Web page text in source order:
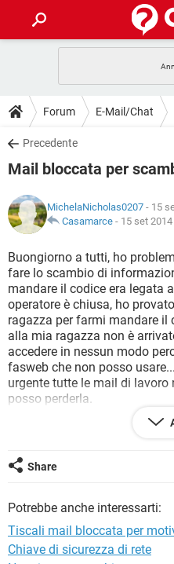
INTRATTENIMENTO
iOS
INSTAGRAM
TIKTOK
HARDWARE
GUIDE
COVID-19
INSTAGRAM
TIKTOK
HARDWARE
DOWNLOAD
COVID-19
INTRATTENIMENTO
iOS
INSTAGRAM
TIKTOK
HARDWARE
COVID-19
INTRATTENIMENTO
iOS
INSTAGRAM
TIKTOK
HARDWARE
GLOSSARIO
COVID-19
INTRATTENIMENTO
iOS
INSTAGRAM
TIKTOK
HARDWARE
Forum E-Mail/Chat
Precedente
Mail bloccata per
MichelaNicholas0207 - 15
Casamarce - 15 set
Buongiorno a tutti, ho
fare lo scambio di
mandare il codice era legata
operatore è chiusa, ho
ragazza per farmi mandare il
alla mia ragazza non è
accedere in nessun modo
fasweb che non posso
urgente tutte le mail di
posso perderla.
Questo è ciò che mi appare
Continua a usare il tuo account
Fai clic su Avanti per
Le tue info di sicurezza
Mi*****@hotmail.it in data
di nuovo accesso alle
di seguito, fai clic su "Ho
Share
Potrebbe anche interessarti:
Tiscali mail bloccata per
Chiave di sicurezza di rete